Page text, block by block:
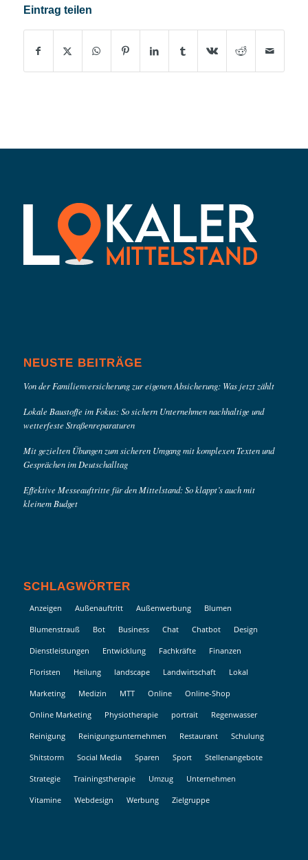
Eintrag teilen
NEUSTE BEITRÄGE
Von der Familienversicherung zur eigenen Absicherung: Was jetzt zählt
Lokale Baustoffe im Fokus: So sichern Unternehmen nachhaltige und
wetterfeste Straßenreparaturen
Mit gezielten Übungen zum sicheren Umgang mit komplexen Texten und
Gesprächen im Deutschalltag
Effektive Messeauftritte für den Mittelstand: So klappt’s auch mit
kleinem Budget
SCHLAGWÖRTER
Anzeigen Außenauftritt Außenwerbung Blumen
Blumenstrauß Bot Business Chat Chatbot Design
Dienstleistungen Entwicklung Fachkräfte Finanzen
Floristen Heilung landscape Landwirtschaft Lokal
Marketing Medizin MTT Online Online-Shop
Online Marketing Physiotherapie portrait Regenwasser
Reinigung Reinigungsunternehmen Restaurant Schulung
Shitstorm Social Media Sparen Sport Stellenangebote
Strategie Trainingstherapie Umzug Unternehmen
Vitamine Webdesign Werbung Zielgruppe